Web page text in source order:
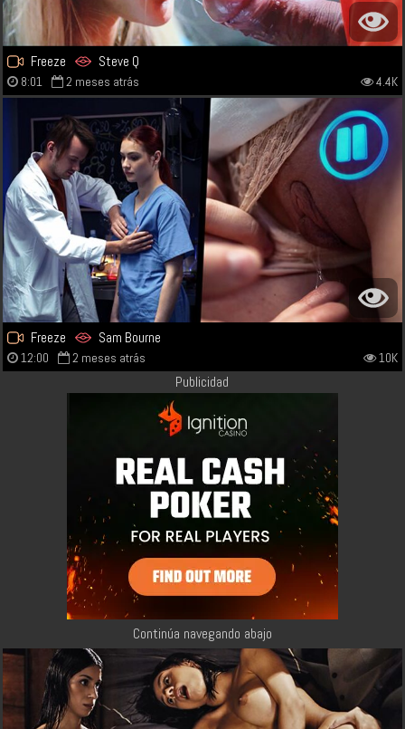
Freeze Steve Q
8:01 2 meses atrás 4.4K
Freeze Sam Bourne
12:00 2 meses atrás 10K
Publicidad
Continúa navegando abajo